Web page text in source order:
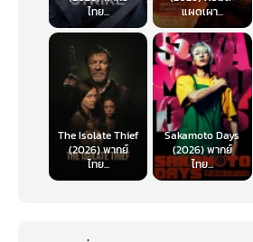
พอร์ต, โจ กอย
ความยาว: 92 นาที
กำหนดฉายในไทย: 18 สิงหาคม 2023 (ที่
ไทย...
แผดเผา...
The Isolate Thief
(2026) พากย์
ไทย...
Sakamoto Days
(2026) พากย์
ไทย...